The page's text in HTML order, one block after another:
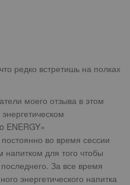
редко встретишь на полках
моего отзыва в этом
ENERGY»
во время сессии
напитком для того чтобы
За все время
энергетического напитка